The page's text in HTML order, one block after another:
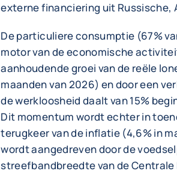
externe financiering uit Russische,
De particuliere consumptie (67%
motor van de economische
aanhoudende groei van de reële
maanden van 2026) en door een
de werkloosheid daalt van 15%
Dit momentum wordt echter in
terugkeer van de inflatie (4,6% in
wordt aangedreven door de
streefbandbreedte van de Centrale